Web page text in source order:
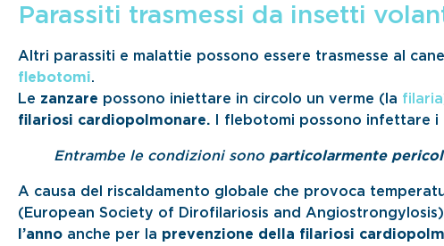
Parassiti trasmessi da insetti
Altri parassiti e malattie possono essere trasmesse al
flebotomi.
Le zanzare possono iniettare in circolo un verme (la filaria
filariosi cardiopolmonare.
I flebotomi possono infettare
Entrambe le condizioni sono particolarmente
A causa del riscaldamento globale che provoca
(European Society of Dirofilariosis and
l’anno anche per la prevenzione della filariosi